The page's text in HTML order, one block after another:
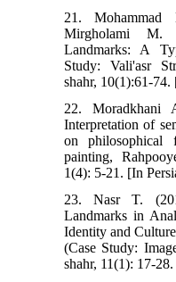
21.
Mirgholami M.
Landmarks: A
Study: Vali'asr
shahr, 10(1):61-74.
22. Moradkhani
Interpretation of
on philosophical
painting,
1(4): 5-21. [In
23. Nasr T.
Landmarks in
Identity and
(Case Study:
shahr, 11(1): 17-